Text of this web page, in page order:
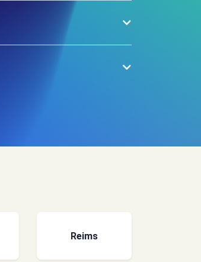
Reims